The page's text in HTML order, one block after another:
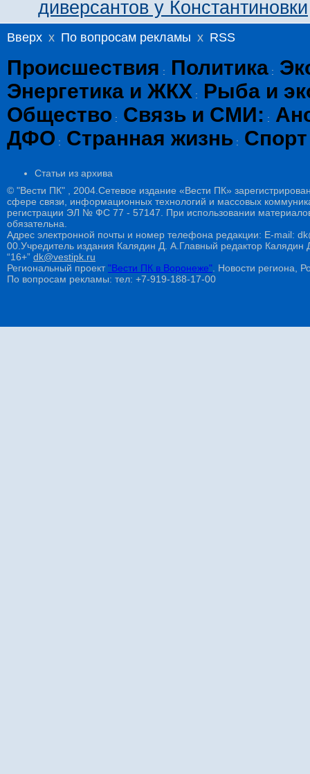
диверсантов у Константиновки
Вверх x По вопросам рекламы x RSS
Происшествия : Политика :
Энергетика и ЖКХ :
Рыба и
Общество : Связь и СМИ: :
ДФО : Странная жизнь : Спорт
Статьи из архива
© "Вести ПК" , 2004.Сетевое издание «Вести ПК»
сфере связи, информационных технологий и массовых
регистрации ЭЛ № ФС 77 - 57147. При использовании
обязательна.
Адрес электронной почты и номер телефона редакции: E-mail:
00.Учредитель издания Калядин Д. А.Главный редактор
“16+” dk@vestipk.ru
Региональный проект"Вести ПК в Воронеже" . Новости региона,
По вопросам рекламы: тел: +7-919-188-17-00